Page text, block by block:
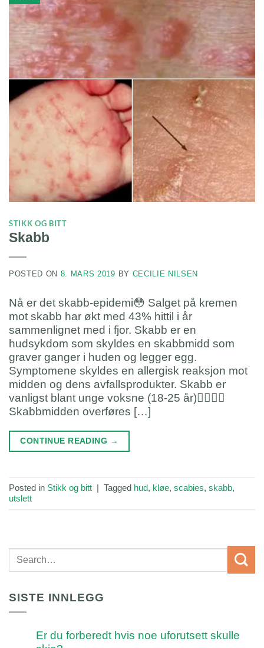
STIKK OG BITT
Skabb
POSTED ON 8. MARS 2019 BY CECILIE NILSEN
Nå er det skabb-epidemi😳 Salget på kremen
mot skabb har økt med 43% hittil i år
sammenlignet med i fjor. Skabb er en
hudsykdom som skyldes en skabbmidd som
graver ganger i huden og legger egg.
Symptomene skyldes en allergisk reaksjon mot
midden og dens avfallsprodukter. Skabb er
vanligst blant unge voksne (18-25 år)👱‍♀️👱‍♂️
Skabbmidden overføres […]
CONTINUE READING →
Posted in Stikk og bitt | Tagged hud, kløe, scabies, skabb,
utslett
SISTE INNLEGG
Er du forberedt hvis noe uforutsett skulle